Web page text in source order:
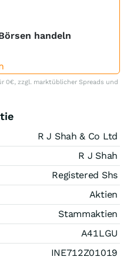
handeln
0€, zzgl. marktüblicher Spreads und
R J Shah & Co Ltd
R J Shah
Registered Shs
Aktien
Stammaktien
A41LGU
INE712Z01019